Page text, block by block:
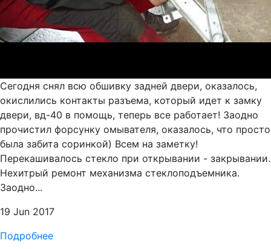
Сегодня снял всю обшивку задней двери, оказалось,
окислились контакты разъема, который идет к замку
двери, вд-40 в помощь, теперь все работает! Заодно
прочистил форсунку омывателя, оказалось, что просто
была забита соринкой) Всем на заметку!
Перекашивалось стекло при открывании - закрывании.
Нехитрый ремонт механизма стеклоподъемника.
Заодно...
19 Jun 2017
Подробнее